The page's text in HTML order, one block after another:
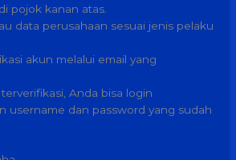
pojok kanan atas.
data perusahaan sesuai jenis pelaku
akun melalui email yang
Anda bisa login
username dan password yang sudah